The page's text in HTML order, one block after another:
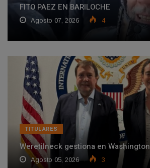
FITO PAEZ EN BARILOCHE
Agosto 07, 2026 4
TITULARES
Weretilneck gestiona en Washington
Agosto 05, 2026 3